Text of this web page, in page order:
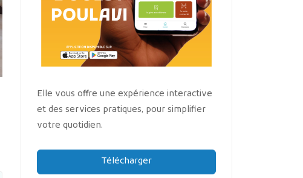
Elle vous offre une expérience interactive
et des services pratiques, pour simplifier
votre quotidien.
Télécharger